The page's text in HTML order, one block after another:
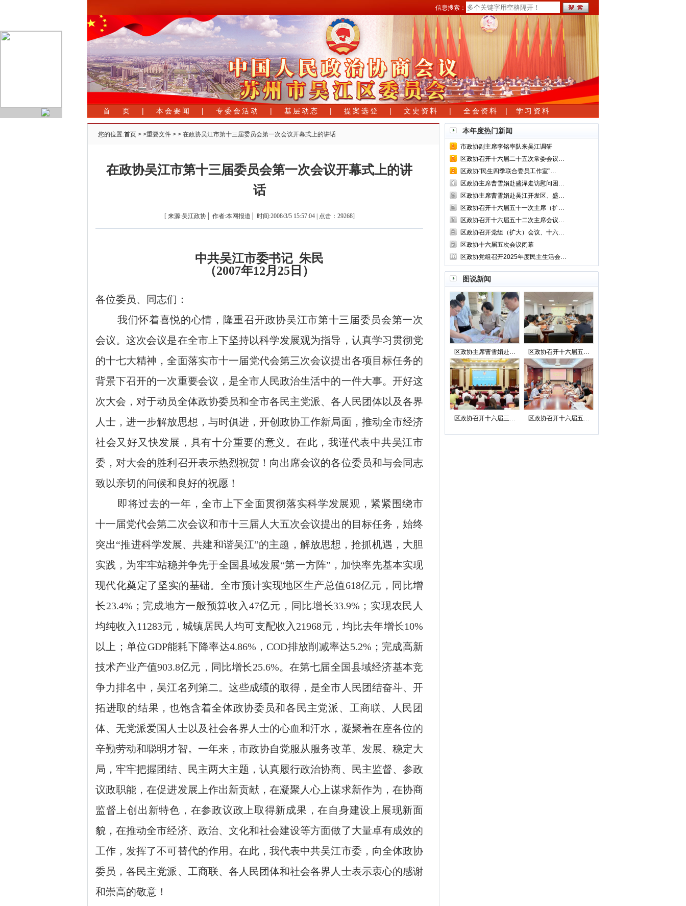
信息搜索：
首 页 | 本会要闻 | 专委会活动 | 基层动态 | 提案选登 | 文史资料 | 全会资料 | 学习资料
您的位置:首页 > >重要文件 > > 在政协吴江市第十三届委员会第一次会议开幕式上的讲话
在政协吴江市第十三届委员会第一次会议开幕式上的讲
话
[ 来源:吴江政协│ 作者:本网报道│ 时间:2008/3/5 15:57:04 | 点击：29268]
中共吴江市委书记 朱民
（2007年12月25日）
各位委员、同志们：
我们怀着喜悦的心情，隆重召开政协吴江市第十三届委员会第一次
会议。这次会议是在全市上下坚持以科学发展观为指导，认真学习贯彻党
的十七大精神，全面落实市十一届党代会第三次会议提出各项目标任务的
背景下召开的一次重要会议，是全市人民政治生活中的一件大事。开好这
次大会，对于动员全体政协委员和全市各民主党派、各人民团体以及各界
人士，进一步解放思想，与时俱进，开创政协工作新局面，推动全市经济
社会又好又快发展，具有十分重要的意义。在此，我谨代表中共吴江市
委，对大会的胜利召开表示热烈祝贺！向出席会议的各位委员和与会同志
致以亲切的问候和良好的祝愿！
即将过去的一年，全市上下全面贯彻落实科学发展观，紧紧围绕市
十一届党代会第二次会议和市十三届人大五次会议提出的目标任务，始终
突出“推进科学发展、共建和谐吴江”的主题，解放思想，抢抓机遇，大胆
实践，为牢牢站稳并争先于全国县域发展“第一方阵”，加快率先基本实现
现代化奠定了坚实的基础。全市预计实现地区生产总值618亿元，同比增
长23.4%；完成地方一般预算收入47亿元，同比增长33.9%；实现农民人
均纯收入11283元，城镇居民人均可支配收入21968元，均比去年增长10%
以上；单位GDP能耗下降率达4.86%，COD排放削减率达5.2%；完成高新
技术产业产值903.8亿元，同比增长25.6%。在第七届全国县域经济基本竞
争力排名中，吴江名列第二。这些成绩的取得，是全市人民团结奋斗、开
拓进取的结果，也饱含着全体政协委员和各民主党派、工商联、人民团
体、无党派爱国人士以及社会各界人士的心血和汗水，凝聚着在座各位的
辛勤劳动和聪明才智。一年来，市政协自觉服从服务改革、发展、稳定大
局，牢牢把握团结、民主两大主题，认真履行政治协商、民主监督、参政
议政职能，在促进发展上作出新贡献，在凝聚人心上谋求新作为，在协商
监督上创出新特色，在参政议政上取得新成果，在自身建设上展现新面
貌，在推动全市经济、政治、文化和社会建设等方面做了大量卓有成效的
工作，发挥了不可替代的作用。在此，我代表中共吴江市委，向全体政协
委员，各民主党派、工商联、各人民团体和社会各界人士表示衷心的感谢
和崇高的敬意！
本年度热门新闻
市政协副主席李铭率队来吴江调研
区政协召开十六届二十五次常委会议…
区政协“民生四季联合委员工作室”…
区政协主席曹雪娟赴盛泽走访慰问困…
区政协主席曹雪娟赴吴江开发区、盛…
区政协召开十六届五十一次主席（扩…
区政协召开十六届五十二次主席会议…
区政协召开党组（扩大）会议、十六…
区政协十六届五次会议闭幕
区政协党组召开2025年度民主生活会…
图说新闻
区政协主席曹雪娟赴… 区政协召开十六届五…
区政协召开十六届三… 区政协召开十六届五…